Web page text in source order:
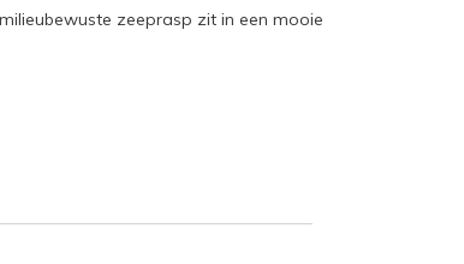
zeeprasp zit in een mooie